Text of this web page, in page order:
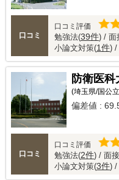
口コミ
口コミ評価
勉強法(39件) / 面
小論文対策(1件) /
防衛医科
(埼玉県/国公
偏差値 :
口コミ
口コミ評価
勉強法(2件) / 面
小論文対策(3件) /